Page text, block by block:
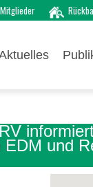
Mitglieder
und